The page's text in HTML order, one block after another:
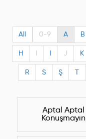
All 0-9 A B
H J K
R S Ş
Aptal Aptal
Konuşmayın